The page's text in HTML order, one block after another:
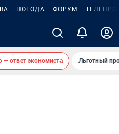
ПОГОДА ФОРУМ
— ответ экономиста Льготный